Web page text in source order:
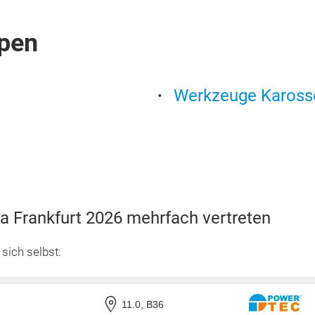
Werkzeuge
Frankfurt 2026 mehrfach vertreten
selbst:
11.0, B36